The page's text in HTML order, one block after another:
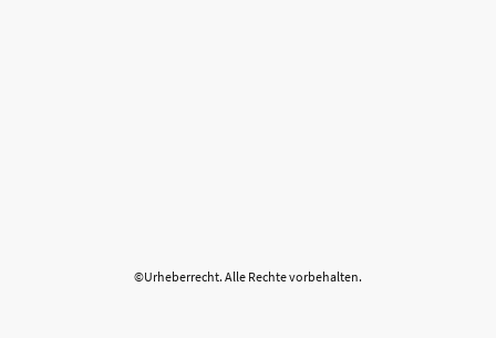
©Urheberrecht. Alle Rechte vorbehalten.